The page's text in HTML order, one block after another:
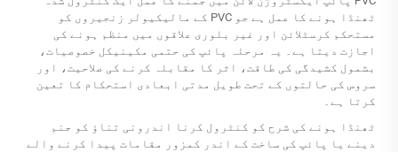
ٹھنڈا ہونے کا عمل ہے جو PVC کے مالیکیولر زنجیروں کو
مستحکم کرسٹلائن اور غیر بلوری علاقوں میں منظم ہونے کی
اجازت دیتا ہے۔ یہ مرحلہ پائپ کی حتمی مکینیکل خصوصیات،
بشمول کشیدگی کی طاقت، اثر کا مقابلہ کرنے کی صلاحیت، اور
سروس کی حالتوں کے تحت طویل مدتی ابعادی استحکام کا تعین
کرتا ہے۔
ٹھنڈا ہونے کی شرح کو کنٹرول کرنا اندرونی تناؤ کو جنم
دینے یا پائپ کی ساخت کے اندر کمزور مقامات پیدا کرنے والے